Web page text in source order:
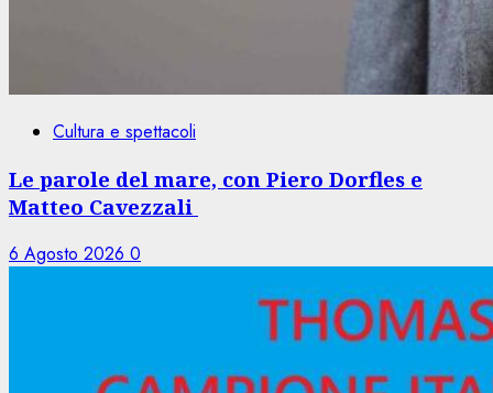
Cultura e spettacoli
Le parole del mare, con Piero Dorfles e
Matteo Cavezzali
6 Agosto 2026 0